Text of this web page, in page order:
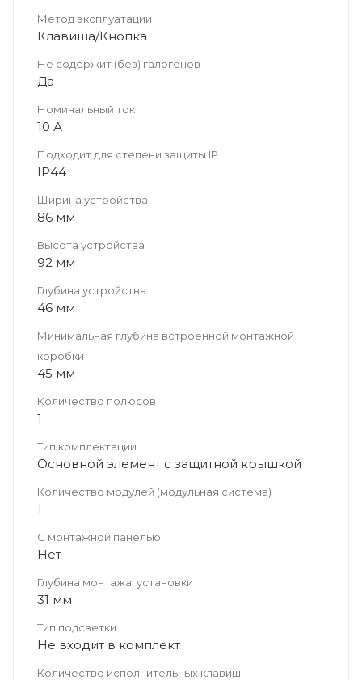
Метод эксплуатации
Клавиша/Кнопка
Не содержит (без) галогенов
Да
Номинальный ток
10 А
Подходит для степени защиты IP
IP44
Ширина устройства
86 мм
Высота устройства
92 мм
Глубина устройства
46 мм
Минимальная глубина встроенной монтажной
коробки
45 мм
Количество полюсов
1
Тип комплектации
Основной элемент с защитной крышкой
Количество модулей (модульная система)
1
С монтажной панелью
Нет
Глубина монтажа, установки
31 мм
Тип подсветки
Не входит в комплект
Количество исполнительных клавиш